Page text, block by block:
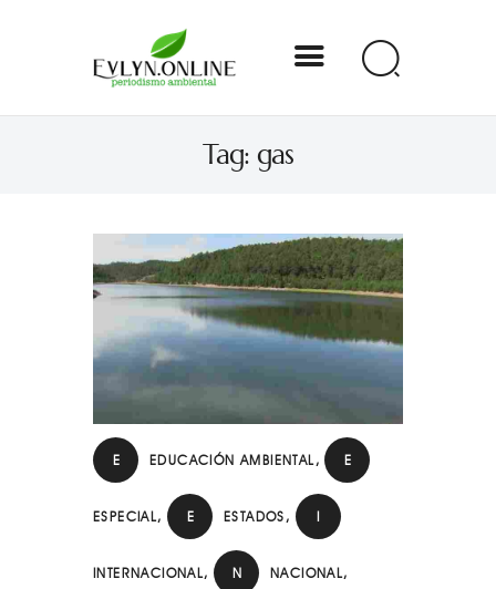
Tag: gas
Evlyn Online
Periodismo para autogobernarse
Internacional
Nacional
Estados
Especial
Opinión
Contacto
E EDUCACIÓN AMBIENTAL, E
ESPECIAL, E ESTADOS , I
INTERNACIONAL, N NACIONAL,